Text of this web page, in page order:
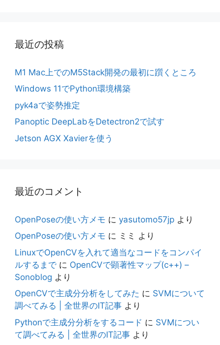
最近の投稿
M1 Mac上でのM5Stack開発の最初に躓くところ
Windows 11でPython環境構築
pyk4aで姿勢推定
Panoptic DeepLabをDetectron2で試す
Jetson AGX Xavierを使う
最近のコメント
OpenPoseの使い方メモ に yasutomo57jp より
OpenPoseの使い方メモ に ミミ より
LinuxでOpenCVを入れて適当なコードをコンパイ
ルするまで に OpenCVで顕著性マップ(c++) –
Sonoblog より
OpenCVで主成分分析をしてみた に SVMについて
調べてみる | 全世界のIT記事 より
Pythonで主成分分析をするコード に SVMについ
て調べてみる | 全世界のIT記事 より